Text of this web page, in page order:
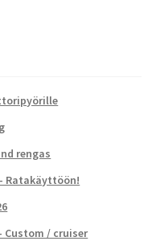
rengas
Ratakäyttöön!
Custom / cruiser